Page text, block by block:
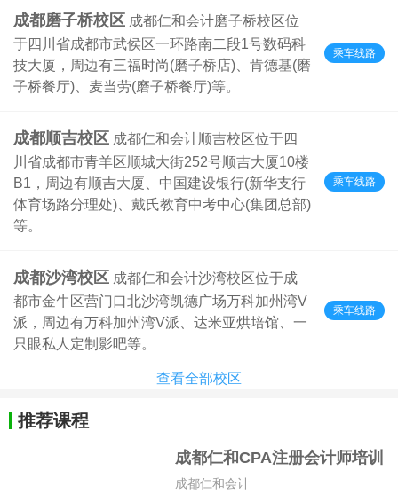
成都磨子桥校区 成都仁和会计磨子桥校区位
于四川省成都市武侯区一环路南二段1号数码科
技大厦，周边有三福时尚(磨子桥店)、肯德基(磨
子桥餐厅)、麦当劳(磨子桥餐厅)等。
乘车线路
成都顺吉校区 成都仁和会计顺吉校区位于四
川省成都市青羊区顺城大街252号顺吉大厦10楼
B1，周边有顺吉大厦、中国建设银行(新华支行
体育场路分理处)、戴氏教育中考中心(集团总部)
等。
乘车线路
成都沙湾校区 成都仁和会计沙湾校区位于成
都市金牛区营门口北沙湾凯德广场万科加州湾V
派，周边有万科加州湾V派、达米亚烘培馆、一
只眼私人定制影吧等。
乘车线路
查看全部校区
推荐课程
成都仁和CPA注册会计师培训
成都仁和会计